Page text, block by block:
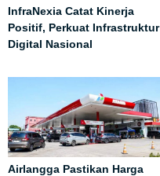
InfraNexia Catat Kinerja
Positif, Perkuat Infrastruktur
Digital Nasional
Airlangga Pastikan Harga